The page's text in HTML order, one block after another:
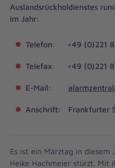
Auslandsrückholdienstes
im Jahr:
Telefon: +49 (0)221
Telefax: +49 (0)221
E-Mail:
Anschrift: Frankfurter
Es ist ein Märztag in diesem
Heike Hachmeier stürzt. Mit